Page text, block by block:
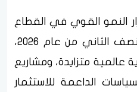
النمو القوي في القطاع
العقاري الإماراتي خلال النصف الثاني من عام 2026،
عالمية متزايدة، ومشاريع
الداعمة للاستثمار